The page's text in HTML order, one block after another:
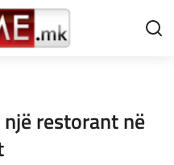
restorant në